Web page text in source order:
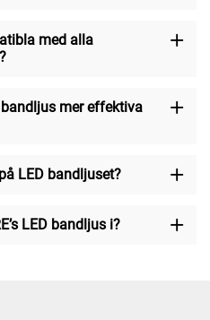
med alla
bandljus mer effektiva
LED bandljuset?
LED bandljus i?